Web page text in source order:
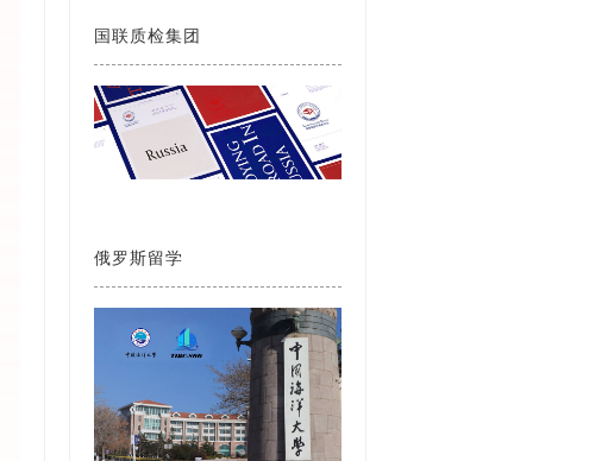
国联质检集团
俄罗斯留学